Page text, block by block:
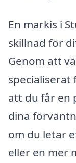
En markis i
skillnad för
Genom att
specialiserat
att du får en
dina
om du letar
eller en mer